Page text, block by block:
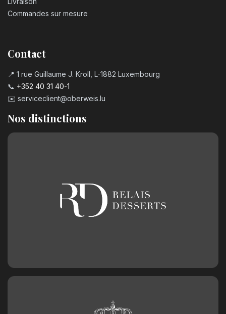
Commandes sur mesure
Contact
📍 1 rue Guillaume J. Kroll, L-1882 Luxembourg
📞 +352 40 31 40-1
✉️ serviceclient@oberweis.lu
Nos distinctions